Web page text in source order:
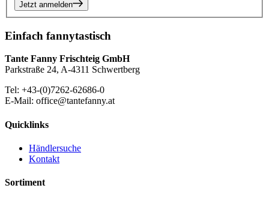
Jetzt anmelden
Einfach fannytastisch
Tante Fanny Frischteig GmbH
Parkstraße 24, A-4311 Schwertberg
Tel: +43-(0)7262-62686-0
E-Mail: office@tantefanny.at
Quicklinks
Händlersuche
Kontakt
Sortiment